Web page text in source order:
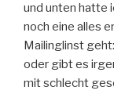
und unten hatte
noch eine alles
Mailinglinst
oder gibt es
mit schlecht